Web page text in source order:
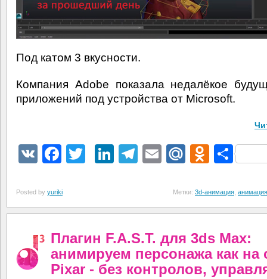
Под катом 3 вкусности.
Компания Adobe показала недалёкое
приложений под устройства от Microsoft.
VK Facebook
TwitterLinkedIn
Telegram
EmailMail.Ru
Posted by yuriki Метки: 3d-анимация
Плагин F.A.S.T. для 3ds Max:
анимируем персонажа как на
Pixar - без контролов,